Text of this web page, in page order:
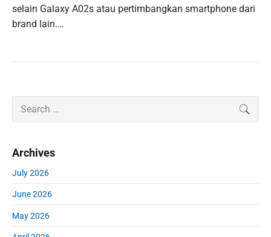
selain Galaxy A02s atau pertimbangkan smartphone dari
brand lain.…
a
y
S
d
c
h
o
:
Archives
July 2026
June 2026
May 2026